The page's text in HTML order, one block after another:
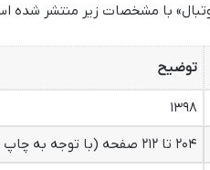
با مشخصات زیر منتشر شده
توضیح
۱۳۹۸
۲۰۴ تا ۲۱۲ صفحه (با توجه به چاپ های مختلف)